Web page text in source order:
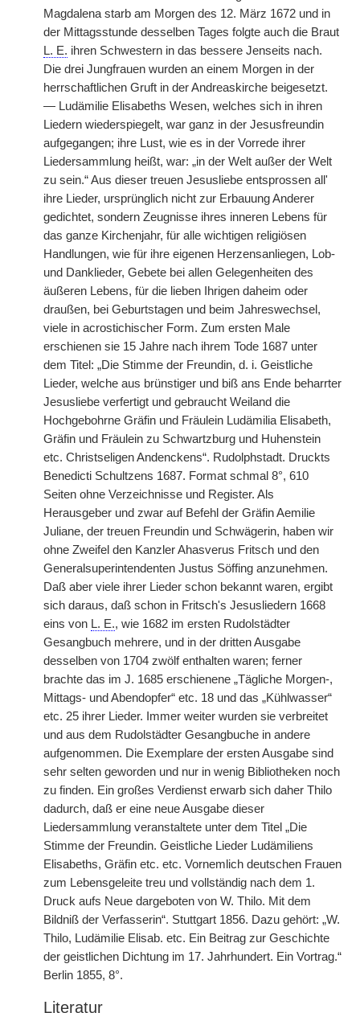
Magdalena starb am Morgen des 12. März 1672 und in
der Mittagsstunde desselben Tages folgte auch die Braut
L. E. ihren Schwestern in das bessere Jenseits nach.
Die drei Jungfrauen wurden an einem Morgen in der
herrschaftlichen Gruft in der Andreaskirche beigesetzt.
— Ludämilie Elisabeths Wesen, welches sich in ihren
Liedern wiederspiegelt, war ganz in der Jesusfreundin
aufgegangen; ihre Lust, wie es in der Vorrede ihrer
Liedersammlung heißt, war: „in der Welt außer der Welt
zu sein.“ Aus dieser treuen Jesusliebe entsprossen all'
ihre Lieder, ursprünglich nicht zur Erbauung Anderer
gedichtet, sondern Zeugnisse ihres inneren Lebens für
das ganze Kirchenjahr, für alle wichtigen religiösen
Handlungen, wie für ihre eigenen Herzensanliegen, Lob-
und Danklieder, Gebete bei allen Gelegenheiten des
äußeren Lebens, für die lieben Ihrigen daheim oder
draußen, bei Geburtstagen und beim Jahreswechsel,
viele in acrostichischer Form. Zum ersten Male
erschienen sie 15 Jahre nach ihrem Tode 1687 unter
dem Titel: „Die Stimme der Freundin, d. i. Geistliche
Lieder, welche aus brünstiger und biß ans Ende beharrter
Jesusliebe verfertigt und gebraucht Weiland die
Hochgebohrne Gräfin und Fräulein Ludämilia Elisabeth,
Gräfin und Fräulein zu Schwartzburg und Huhenstein
etc. Christseligen Andenckens“. Rudolphstadt. Druckts
Benedicti Schultzens 1687. Format schmal 8°, 610
Seiten ohne Verzeichnisse und Register. Als
Herausgeber und zwar auf Befehl der Gräfin Aemilie
Juliane, der treuen Freundin und Schwägerin, haben wir
ohne Zweifel den Kanzler Ahasverus Fritsch und den
Generalsuperintendenten Justus Söffing anzunehmen.
Daß aber viele ihrer Lieder schon bekannt waren, ergibt
sich daraus, daß schon in Fritsch's Jesusliedern 1668
eins von L. E., wie 1682 im ersten Rudolstädter
Gesangbuch mehrere, und in der dritten Ausgabe
desselben von 1704 zwölf enthalten waren; ferner
brachte das im J. 1685 erschienene „Tägliche Morgen-,
Mittags- und Abendopfer“ etc. 18 und das „Kühlwasser“
etc. 25 ihrer Lieder. Immer weiter wurden sie verbreitet
und aus dem Rudolstädter Gesangbuche in andere
aufgenommen. Die Exemplare der ersten Ausgabe sind
sehr selten geworden und nur in wenig Bibliotheken noch
zu finden. Ein großes Verdienst erwarb sich daher Thilo
dadurch, daß er eine neue Ausgabe dieser
Liedersammlung veranstaltete unter dem Titel „Die
Stimme der Freundin. Geistliche Lieder Ludämiliens
Elisabeths, Gräfin etc. etc. Vornemlich deutschen Frauen
zum Lebensgeleite treu und vollständig nach dem 1.
Druck aufs Neue dargeboten von W. Thilo. Mit dem
Bildniß der Verfasserin“. Stuttgart 1856. Dazu gehört: „W.
Thilo, Ludämilie Elisab. etc. Ein Beitrag zur Geschichte
der geistlichen Dichtung im 17. Jahrhundert. Ein Vortrag.“
Berlin 1855, 8°.
Literatur